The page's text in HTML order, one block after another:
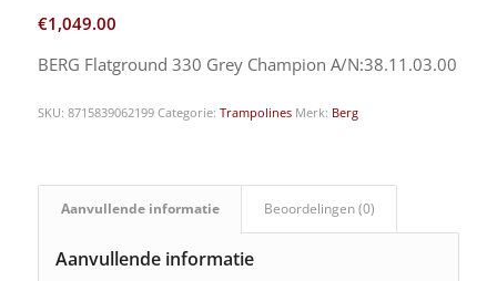
€1,049.00
BERG Flatground 330 Grey Champion A/N:38.11.03.00
SKU: 8715839062199 Categorie: Trampolines Merk: Berg
Aanvullende informatie Beoordelingen (0)
Aanvullende informatie